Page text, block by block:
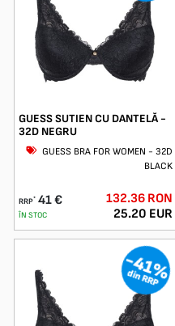
GUESS SUTIEN CU DANTELĂ -
32D NEGRU
GUESS BRA FOR WOMEN - 32D
BLACK
RRP* 41 €
ÎN STOC
132.36 RON
25.20 EUR
-41%
din RRP